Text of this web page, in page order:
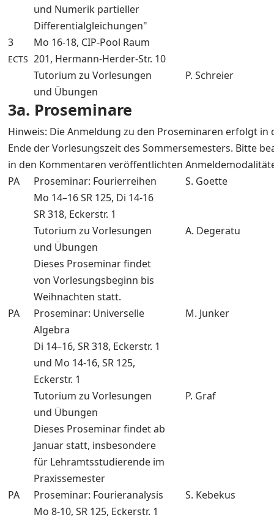
und Numerik partieller
Differentialgleichungen"
3
ECTS
Mo 16-18, CIP-Pool Raum
201, Hermann-Herder-Str. 10
Tutorium zu Vorlesungen
und Übungen
P. Schreier
3a. Proseminare
Hinweis: Die Anmeldung zu den Proseminaren erfolgt in
Ende der Vorlesungszeit des Sommersemesters. Bitte
in den Kommentaren veröffentlichten
PA
Proseminar: Fourierreihen
S. Goette
Mo 14–16 SR 125, Di 14-16
SR 318, Eckerstr. 1
Tutorium zu Vorlesungen
und Übungen
A. Degeratu
Dieses Proseminar findet
von Vorlesungsbeginn bis
Weihnachten statt.
PA
Proseminar: Universelle
Algebra
M. Junker
Di 14–16, SR 318, Eckerstr. 1
und Mo 14-16, SR 125,
Eckerstr. 1
Tutorium zu Vorlesungen
und Übungen
P. Graf
Dieses Proseminar findet ab
Januar statt, insbesondere
für Lehramtsstudierende im
Praxissemester
PA
Proseminar: Fourieranalysis
S. Kebekus
Mo 8-10, SR 125, Eckerstr. 1